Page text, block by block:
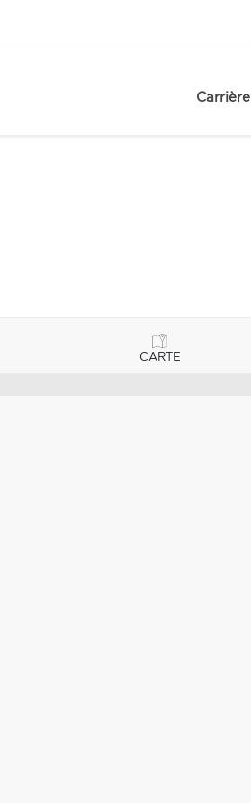
Carrière
CARTE